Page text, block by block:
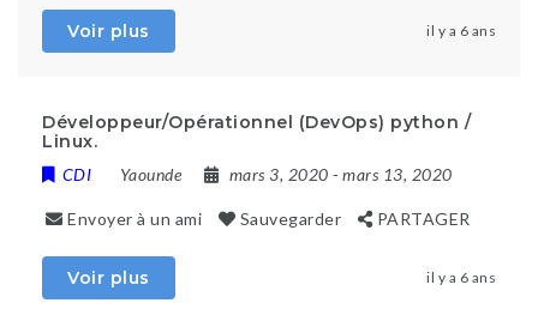
Voir plus il y a 6 ans
Développeur/Opérationnel (DevOps) python /
Linux.
CDI Yaounde mars 3, 2020 - mars 13, 2020
Envoyer à un ami Sauvegarder PARTAGER
Voir plus il y a 6 ans